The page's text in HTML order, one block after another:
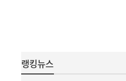
랭킹뉴스